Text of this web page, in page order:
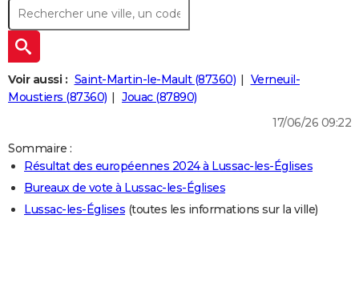
Retraite
Impôts
Epargne
Immobilier
Risques naturels par ville
Banque
Assurance
CréditAUTO
Essais
Réserver un essai
Citadines
Berlines
SUV
Forum auto
+HIGH-TECH
Mobiles
Meilleur smartphone
Internet
Ordinateurs
Jeux vidéo
Guide high-tech
+
BRICOLAGE
Forum
Aménagement intérieur
Extérieur
Cuisine
Salle de bains
Jardinage
Rangement
+
LIFESTYLE
Art de vivre
Bien-être
Loisirs
Mode
Modes de vie
SANTE
Alimentation
Guide de la santé
Maladies
Médicaments
Sommeil
VOYAGE
Voir aussi : Saint-Martin-le-Mault (87360)
Verneuil-
Moustiers (87360)
Jouac (87890)
17/06/26 09:22
Sommaire :
Résultat des européennes 2024 à Lussac-les-Églises
Bureaux de vote à Lussac-les-Églises
Lussac-les-Églises (toutes les informations sur la ville)